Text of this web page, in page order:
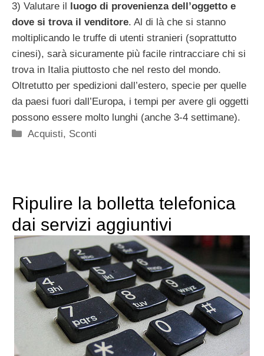
3) Valutare il luogo di provenienza dell’oggetto e
dove si trova il venditore. Al di là che si stanno
moltiplicando le truffe di utenti stranieri (soprattutto
cinesi), sarà sicuramente più facile rintracciare chi si
trova in Italia piuttosto che nel resto del mondo.
Oltretutto per spedizioni dall’estero, specie per quelle
da paesi fuori dall’Europa, i tempi per avere gli oggetti
possono essere molto lunghi (anche 3-4 settimane).
Categorie
Acquisti, Sconti
Ripulire la bolletta telefonica
dai servizi aggiuntivi